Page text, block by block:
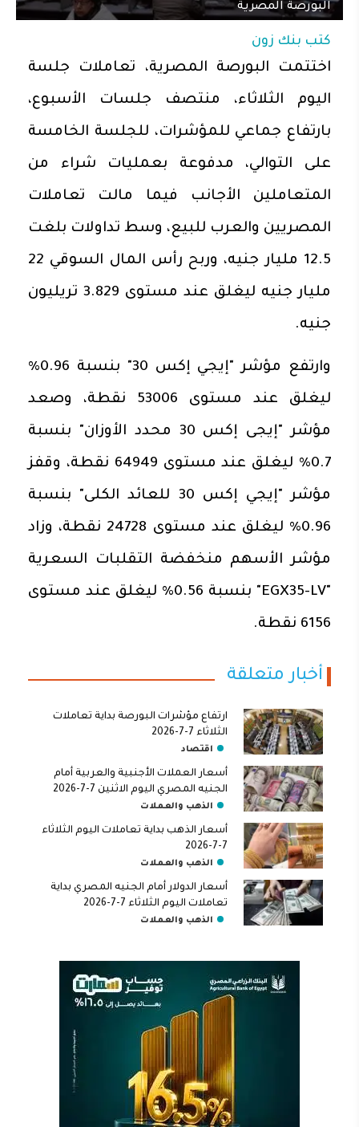
البورصة المصرية
كتب بنك زون
اختتمت البورصة المصرية، تعاملات جلسة
اليوم الثلاثاء، منتصف جلسات الأسبوع،
بارتفاع جماعي للمؤشرات، للجلسة الخامسة
على التوالي، مدفوعة بعمليات شراء من
المتعاملين الأجانب فيما مالت تعاملات
المصريين والعرب للبيع، وسط تداولات بلغت
12.5 مليار جنيه، وربح رأس المال السوقي 22
مليار جنيه ليغلق عند مستوى 3.829 تريليون
جنيه.
وارتفع مؤشر "إيجي إكس 30" بنسبة 0.96%
ليغلق عند مستوى 53006 نقطة، وصعد
مؤشر "إيجى إكس 30 محدد الأوزان" بنسبة
0.7% ليغلق عند مستوى 64949 نقطة، وقفز
مؤشر "إيجي إكس 30 للعائد الكلى" بنسبة
0.96% ليغلق عند مستوى 24728 نقطة، وزاد
مؤشر الأسهم منخفضة التقلبات السعرية
"EGX35-LV" بنسبة 0.56% ليغلق عند مستوى
6156 نقطة.
أخبار متعلقة
ارتفاع مؤشرات البورصة بداية تعاملات
الثلاثاء 7-7-2026
اقتصاد
أسعار العملات الأجنبية والعربية أمام
الجنيه المصري اليوم الاثنين 7-7-2026
الذهب والعملات
أسعار الذهب بداية تعاملات اليوم الثلاثاء
7-7-2026
الذهب والعملات
أسعار الدولار أمام الجنيه المصري بداية
تعاملات اليوم الثلاثاء 7-7-2026
الذهب والعملات